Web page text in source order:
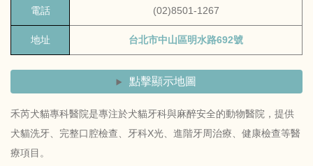
電話 (02)8501-1267
地址 台北市中山區明水路692號
點擊顯示地圖
禾芮犬貓專科醫院是專注於犬貓牙科與麻醉安全的動物醫院，提供
犬貓洗牙、完整口腔檢查、牙科X光、進階牙周治療、健康檢查等醫
療項目。